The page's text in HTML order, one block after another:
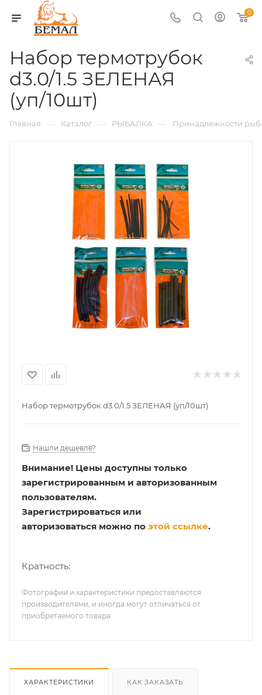
0
Набор термотрубок
d3.0/1.5 ЗЕЛЕНАЯ
(уп/10шт)
Главная — Каталог — РЫБАЛКА — Принадлежности
Набор термотрубок d3.0/1.5 ЗЕЛЕНАЯ (уп/10шт)
Нашли дешевле?
Внимание! Цены доступны только
зарегистрированным и авторизованным
пользователям.
Зарегистрироваться или
авторизоваться можно по этой ссылке.
Кратность:
Фотографии и характеристики предоставляются
производителями, и иногда могут отличаться от
приобретаемого товара
ХАРАКТЕРИСТИКИ КАК ЗАКАЗАТЬ